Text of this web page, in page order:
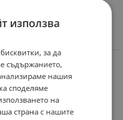
и тример PHILIPS.
използва
за да
съдържанието,
нашия
споделяме
на
страна с нашите